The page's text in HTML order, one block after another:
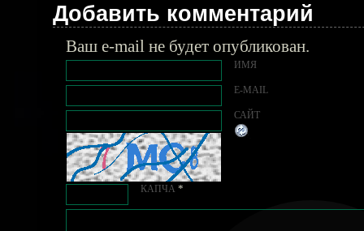
Добавить комментарий
Ваш e-mail не будет опубликован.
ИМЯ
E-MAIL
САЙТ
КАПЧА *